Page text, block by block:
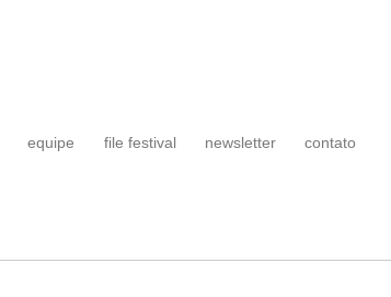
equipe file festival newsletter contato